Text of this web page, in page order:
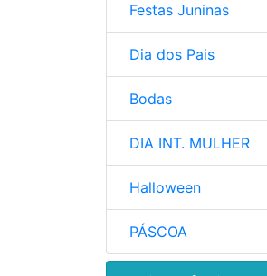
Festas Juninas
Dia dos Pais
Bodas
DIA INT. MULHER
Halloween
PÁSCOA